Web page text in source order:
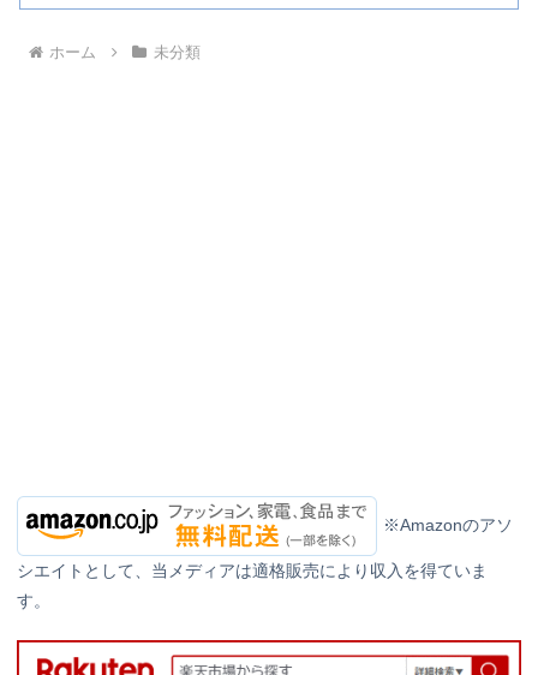
ホーム 未分類
※Amazonのアソ
シエイトとして、当メディアは適格販売により収入を得ていま
す。